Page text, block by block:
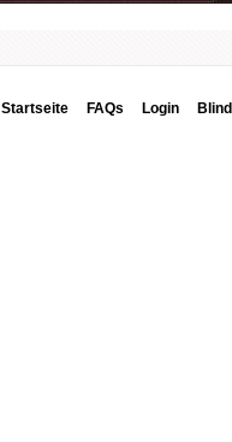
Startseite FAQs Login